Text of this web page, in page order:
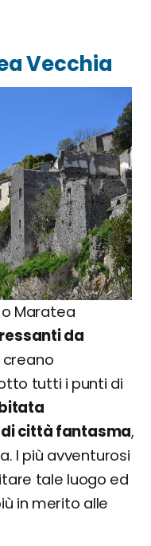
Vecchia
Maratea
da
creano
tutti i punti di
città fantasma,
I più avventurosi
tale luogo ed
in merito alle